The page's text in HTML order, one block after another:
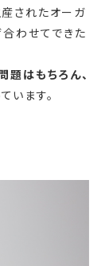
されたオーガ
わせてできた
題はもちろん、
います。